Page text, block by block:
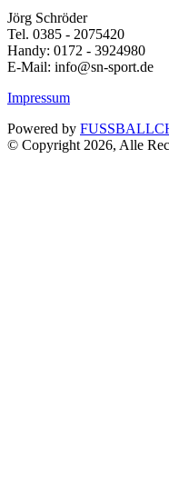
Jörg Schröder
Tel. 0385 - 2075420
Handy: 0172 - 3924980
E-Mail: info@sn-sport.de
Impressum
Powered by
© Copyright 2026, Alle